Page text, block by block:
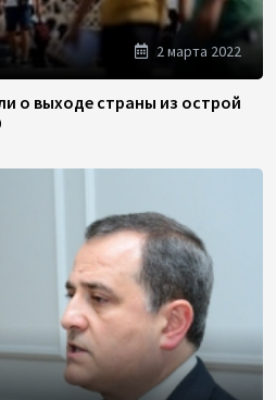
2 марта 2022
о выходе страны из острой